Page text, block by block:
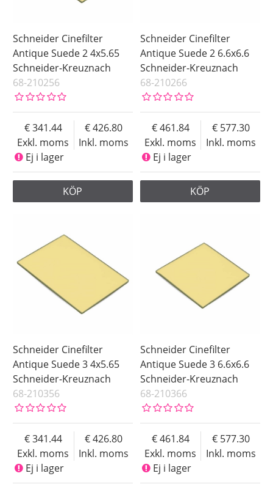
Schneider Cinefilter
Antique Suede 2 4x5.65
Schneider-Kreuznach
68-210256
Exkl. moms
341.44
Inkl. moms
426.80
Ej i lager
KÖP
Schneider Cinefilter
Antique Suede 2 6.6x6.6
Schneider-Kreuznach
68-210266
Exkl. moms
461.84
Inkl. moms
577.30
Ej i lager
KÖP
Schneider Cinefilter
Antique Suede 3 4x5.65
Schneider-Kreuznach
68-210356
Exkl. moms
341.44
Inkl. moms
426.80
Ej i lager
Schneider Cinefilter
Antique Suede 3 6.6x6.6
Schneider-Kreuznach
68-210366
Exkl. moms
461.84
Inkl. moms
577.30
Ej i lager